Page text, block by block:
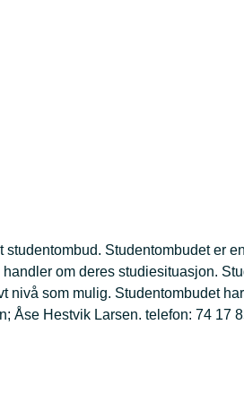
Studentombudet er
om deres studiesituasjon.
nivå som mulig. Studentombudet
Åse Hestvik Larsen. telefon: 74 17